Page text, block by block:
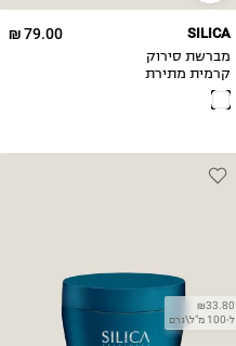
79.00 ₪ SILICA
מברשת סירוק
קרמית מתירת
קשרים Silica
₪33.80
ל-100 מ"ל\גרם